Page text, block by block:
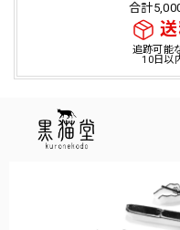
合計
追跡可能
10日以